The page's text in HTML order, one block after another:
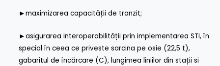
►maximizarea capacității de tranzit;
►asigurarea interoperabilității prin implementarea STI, în
special în ceea ce priveste sarcina pe osie (22,5 t),
gabaritul de încărcare (C), lungimea liniilor din stații si